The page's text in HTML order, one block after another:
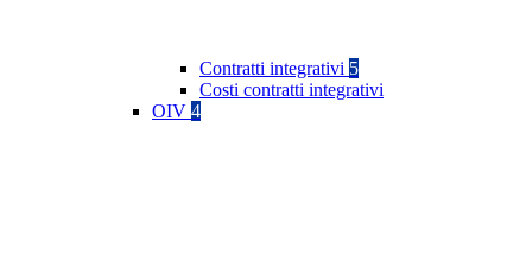
Contratti integrativi 5
Costi contratti integrativi
OIV 4